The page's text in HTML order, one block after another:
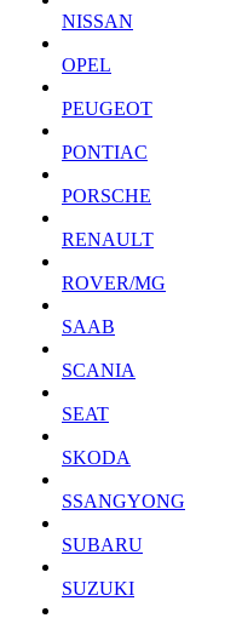
NISSAN
OPEL
PEUGEOT
PONTIAC
PORSCHE
RENAULT
ROVER/MG
SAAB
SCANIA
SEAT
SKODA
SSANGYONG
SUBARU
SUZUKI